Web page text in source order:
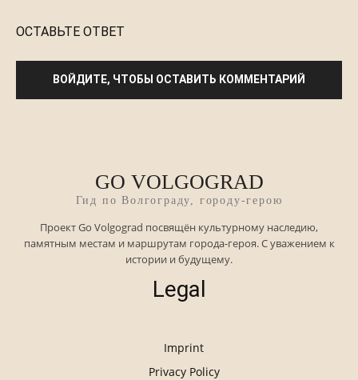
ОСТАВЬТЕ ОТВЕТ
ВОЙДИТЕ, ЧТОБЫ ОСТАВИТЬ КОММЕНТАРИЙ
GO VOLGOGRAD
Гид по Волгограду, городу-герою
Проект Go Volgograd посвящён культурному наследию,
памятным местам и маршрутам города-героя. С уважением к
истории и будущему.
Legal
Imprint
Privacy Policy